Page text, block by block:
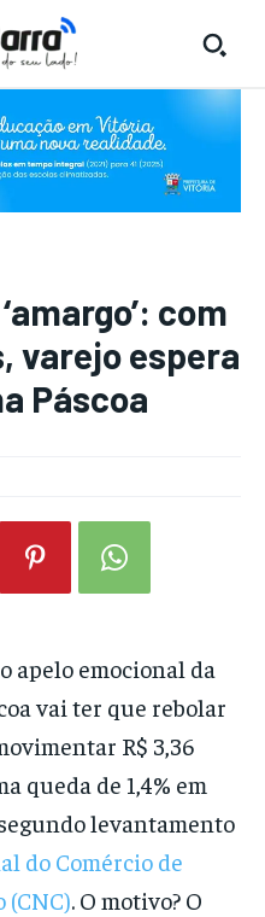
com
varejo espera
Páscoa
apelo emocional da
vai ter que rebolar
R$ 3,36
queda de 1,4% em
levantamento
do Comércio de
(CNC). O motivo? O